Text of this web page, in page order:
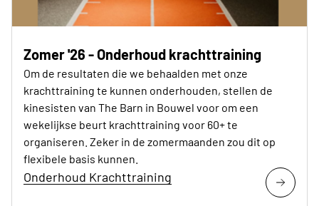
Zomer '26 - Onderhoud krachttraining
Om de resultaten die we behaalden met onze
krachttraining te kunnen onderhouden, stellen de
kinesisten van The Barn in Bouwel voor om een
wekelijkse beurt krachttraining voor 60+ te
organiseren. Zeker in de zomermaanden zou dit op
flexibele basis kunnen.
Onderhoud Krachttraining